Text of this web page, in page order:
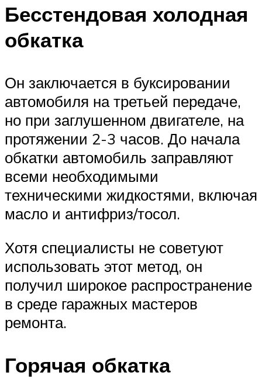
Бесстендовая холодная
обкатка
Он заключается в буксировании
автомобиля на третьей передаче,
но при заглушенном двигателе, на
протяжении 2-3 часов. До начала
обкатки автомобиль заправляют
всеми необходимыми
техническими жидкостями, включая
масло и антифриз/тосол.
Хотя специалисты не советуют
использовать этот метод, он
получил широкое распространение
в среде гаражных мастеров
ремонта.
Горячая обкатка